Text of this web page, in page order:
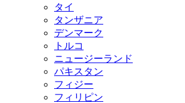
タイ
タンザニア
デンマーク
トルコ
ニュージーランド
パキスタン
フィジー
フィリピン